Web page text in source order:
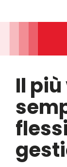
Il